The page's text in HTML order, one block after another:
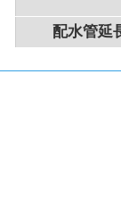
配水管延